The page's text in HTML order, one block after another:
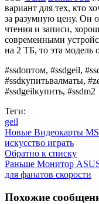
вариант для тех, кто
за разумную цену. Он
чтения и записи,
современными
на 2 ТБ, то эта модель
#ssdоптом, #ssdgeil,
#ssdкупитьвалматы,
#ssdgeilкупить, #ssdm2
Теги:
geil
Новые Видеокарты
искусство играть
Обратно к списку
Раньше Монитор
для фанатов скорости
Похожие